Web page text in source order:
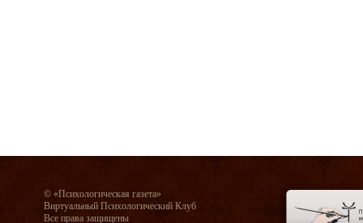
© «Психологическая газета»
Виртуальный Психологический Клуб
Все права защищены